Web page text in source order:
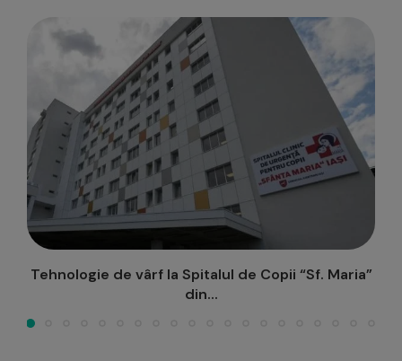
Maternitatea „Elena Doamna” intră definitiv în
proprietatea publică a Consiliului...